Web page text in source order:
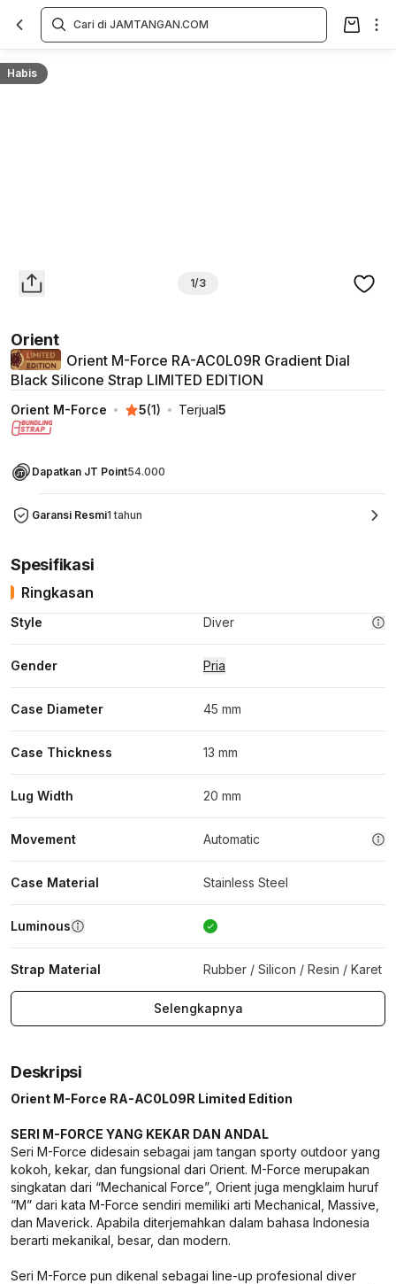
Habis
1/3
Orient
Orient M-Force RA-AC0L09R Gradient Dial
Black Silicone Strap LIMITED EDITION
Orient M-Force 5(1) Terjual5
Dapatkan JT Point54.000
Garansi Resmi1 tahun
Overview
Spesifikasi
Ringkasan
Style Diver
Gender Pria
Case Diameter 45 mm
Case Thickness 13 mm
Lug Width 20 mm
Movement Automatic
Case Material Stainless Steel
Luminous
Strap Material Rubber / Silicon / Resin / Karet
Selengkapnya
Deskripsi
Orient M-Force RA-AC0L09R Limited Edition
SERI M-FORCE YANG KEKAR DAN ANDAL
Seri M-Force didesain sebagai jam tangan sporty outdoor yang
kokoh, kekar, dan fungsional dari Orient. M-Force merupakan
singkatan dari “Mechanical Force”, Orient juga mengklaim huruf
“M” dari kata M-Force sendiri memiliki arti Mechanical, Massive,
dan Maverick. Apabila diterjemahkan dalam bahasa Indonesia
berarti mekanikal, besar, dan modern.
Seri M-Force pun dikenal sebagai line-up profesional diver